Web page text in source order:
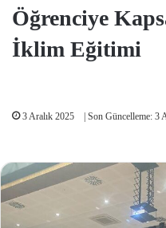
Öğrenciye
İklim Eğitimi
3 Aralık 2025 | Son Güncelleme: 3